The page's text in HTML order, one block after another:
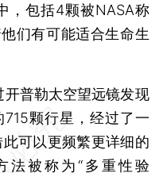
包括4颗被NASA称
们有可能适合生命生
普勒太空望远镜发现
颗行星，经过了一
可以更频繁更详细的
法被称为“多重性验